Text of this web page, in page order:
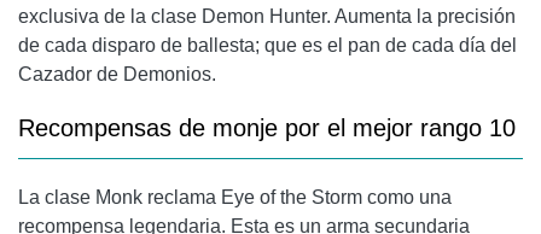
exclusiva de la clase Demon Hunter. Aumenta la precisión
de cada disparo de ballesta; que es el pan de cada día del
Cazador de Demonios.
Recompensas de monje por el mejor rango 10
La clase Monk reclama Eye of the Storm como una
recompensa legendaria. Esta es un arma secundaria